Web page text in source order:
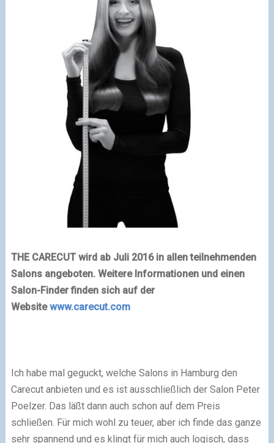
THE CARECUT wird ab Juli 2016 in allen teilnehmenden
Salons angeboten. Weitere Informationen und einen
Salon-Finder finden sich auf der
Websitewww.carecut.com
Ich habe mal geguckt, welche Salons in Hamburg den
Carecut anbieten und es ist ausschließlich der Salon Peter
Poelzer. Das läßt dann auch schon auf dem Preis
schließen. Für mich wohl zu teuer, aber ich finde das ganze
sehr spannend und es klingt für mich auch logisch, dass